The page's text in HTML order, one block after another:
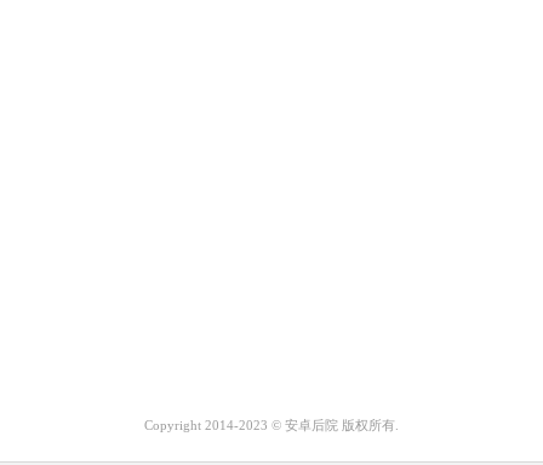
Copyright 2014-2023 © 安卓后院 版权所有.